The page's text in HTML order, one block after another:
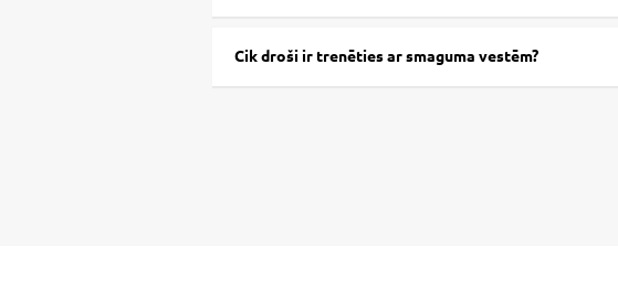
Cik droši ir trenēties ar smaguma vestēm?